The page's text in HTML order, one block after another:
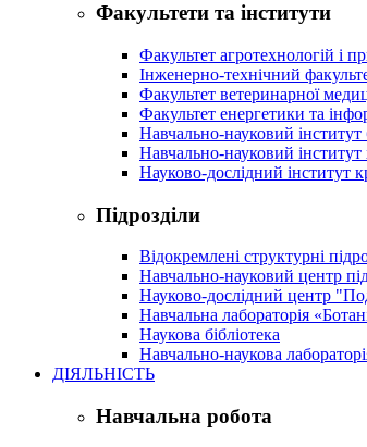
Факультети та інститути
Факультет агротехнологій і
Інженерно-технічний
Факультет ветеринарної
Факультет енергетики та
Навчально-науковий інститут
Навчально-науковий інститут
Науково-дослідний інститут
Підрозділи
Відокремлені структурні
Навчально-науковий центр
Науково-дослідний центр
Навчальна лабораторія
Наукова бібліотека
Навчально-наукова
ДІЯЛЬНІСТЬ
Навчальна робота